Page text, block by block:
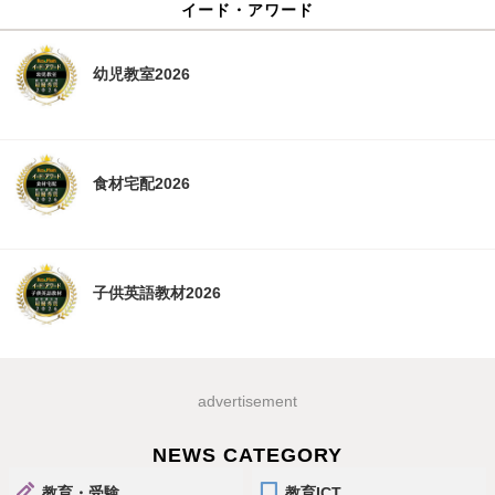
イード・アワード
幼児教室2026
食材宅配2026
子供英語教材2026
advertisement
NEWS CATEGORY
教育・受験 教育ICT